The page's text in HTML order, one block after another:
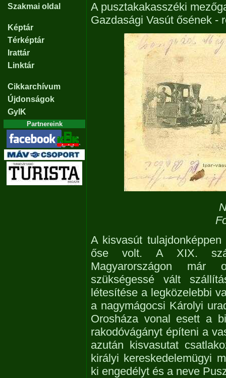
Szakmai oldal
Képtár
Térképtár
Irattár
Linktár
Cikkarchívum
Újdonságok
GyIK
Partnereink
A pusztakakasszéki
Gazdasági Vasút ősének -
A kisvasút
őse volt. A XIX.
Magyarországon már
szükségessé vált
létesítése a legközelebbi
a nagymágocsi Károlyi
Orosháza vonal esett a
rakodóvágányt építeni a
azután kisvasutat
királyi kereskedelemügyi
ki engedélyt és a neve